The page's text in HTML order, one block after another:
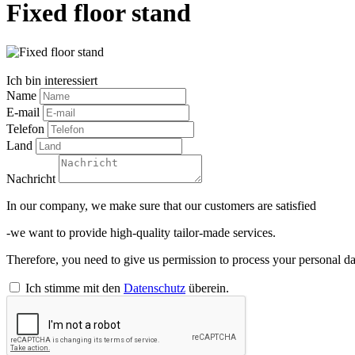
Fixed floor stand
Ich bin interessiert
Name
E-mail
Telefon
Land
Nachricht
In our company, we make sure that our customers are satisfied
-we want to provide high-quality tailor-made services.
Therefore, you need to give us permission to process your personal
Ich stimme mit den Datenschutz überein.